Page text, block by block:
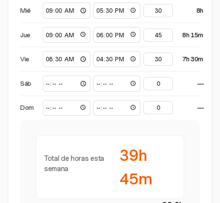
Mié 8h
Jue 8h 15m
Vie 7h 30m
Sáb —
Dom —
Total de horas esta
semana
39h
45m